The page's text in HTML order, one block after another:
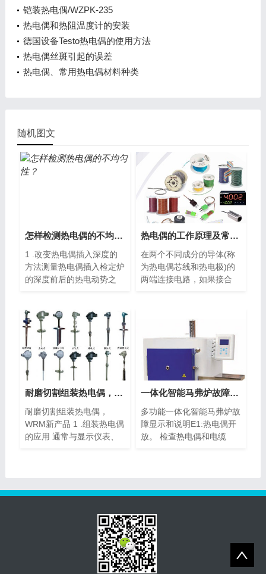
铠装热电偶/WZPK-235
热电偶和热阻温度计的安装
德国设备Testo热电偶的使用方法
热电偶丝斑引起的误差
热电偶、常用热电偶材料种类
随机图文
怎样检测热电偶的不均匀性？
1 .改变热电偶插入深度的
方法测量热电偶插入检定炉
的深度前后的热电动势之
热电偶的工作原理及常见种类
在两个不同成分的导体(称
为热电偶芯线和热电极)的
两端连接电路，如果接合
耐磨切割组装热电偶，WRM新产品
耐磨切割组装热电偶，
WRM新产品 1 .组装热电偶
的应用 通常与显示仪表、
一体化智能马弗炉故障显示与说明、分析
多功能一体化智能马弗炉故
障显示和说明E1:热电偶开
放。 检查热电偶和电缆